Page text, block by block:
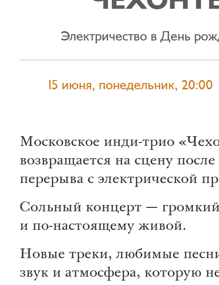
Электричество в День
15 июня, понедельник, 20:00
Московское инди-трио
возвращается на сцену после
перерыва с электрической
Сольный концерт —
и по-настоящему живой.
Новые треки, любимые
звук и атмосфера, которую